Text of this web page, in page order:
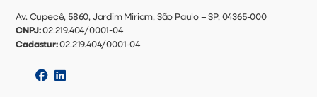
Av. Cupecê, 5860, Jardim Miriam, São Paulo – SP, 04365-000
CNPJ:02.219.404/0001-04
Cadastur:02.219.404/0001-04